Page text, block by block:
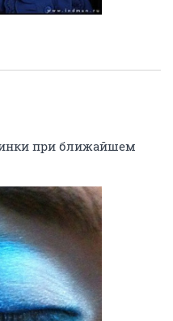
при ближайшем